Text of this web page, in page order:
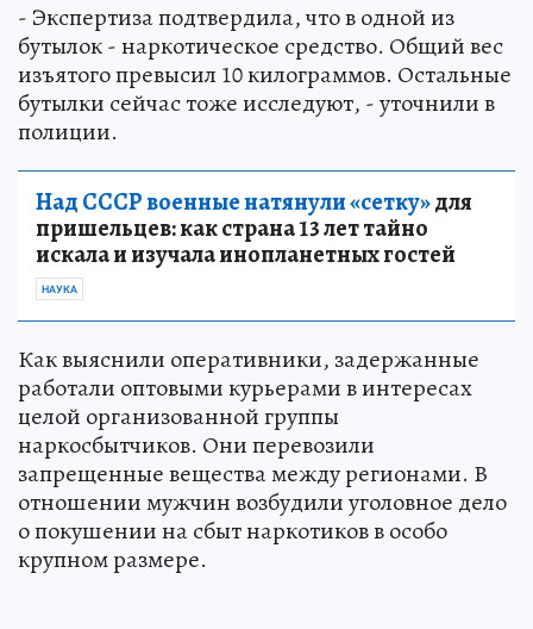
- Экспертиза подтвердила, что в одной из
бутылок - наркотическое средство. Общий вес
изъятого превысил 10 килограммов. Остальные
бутылки сейчас тоже исследуют, - уточнили в
полиции.
Над СССР военные натянули «сетку»для
пришельцев: как страна 13 лет тайно
искала и изучала инопланетных гостей
НАУКА
Как выяснили оперативники, задержанные
работали оптовыми курьерами в интересах
целой организованной группы
наркосбытчиков. Они перевозили
запрещенные вещества между регионами. В
отношении мужчин возбудили уголовное дело
о покушении на сбыт наркотиков в особо
крупном размере.